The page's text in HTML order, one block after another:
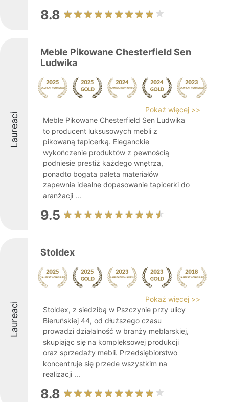
8.8
Laureaci
Meble Pikowane Chesterfield Sen
Ludwika
Pokaż więcej >>
Meble Pikowane Chesterfield Sen Ludwika
to producent luksusowych mebli z
pikowaną tapicerką. Eleganckie
wykończenie produktów z pewnością
podniesie prestiż każdego wnętrza,
ponadto bogata paleta materiałów
zapewnia idealne dopasowanie tapicerki do
aranżacji ...
9.5
Laureaci
Stoldex
Pokaż więcej >>
Stoldex, z siedzibą w Pszczynie przy ulicy
Bieruńskiej 44, od dłuższego czasu
prowadzi działalność w branży meblarskiej,
skupiając się na kompleksowej produkcji
oraz sprzedaży mebli. Przedsiębiorstwo
koncentruje się przede wszystkim na
realizacji ...
8.8